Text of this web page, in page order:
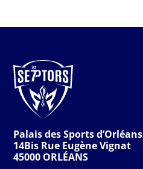
Palais des Sports d’Orléans
14Bis Rue Eugène Vignat
45000 ORLÉANS